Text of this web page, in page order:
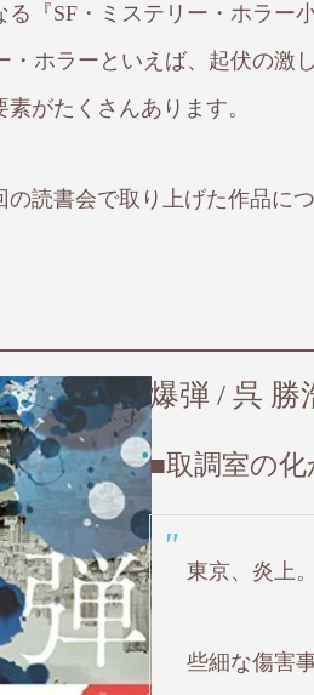
る『SF・ミステリー・ホラー
・ホラーといえば、起伏の激
がたくさんあります。
読書会で取り上げた作品に
爆弾 / 呉 勝
■取調室の
東京、炎上
些細な傷害